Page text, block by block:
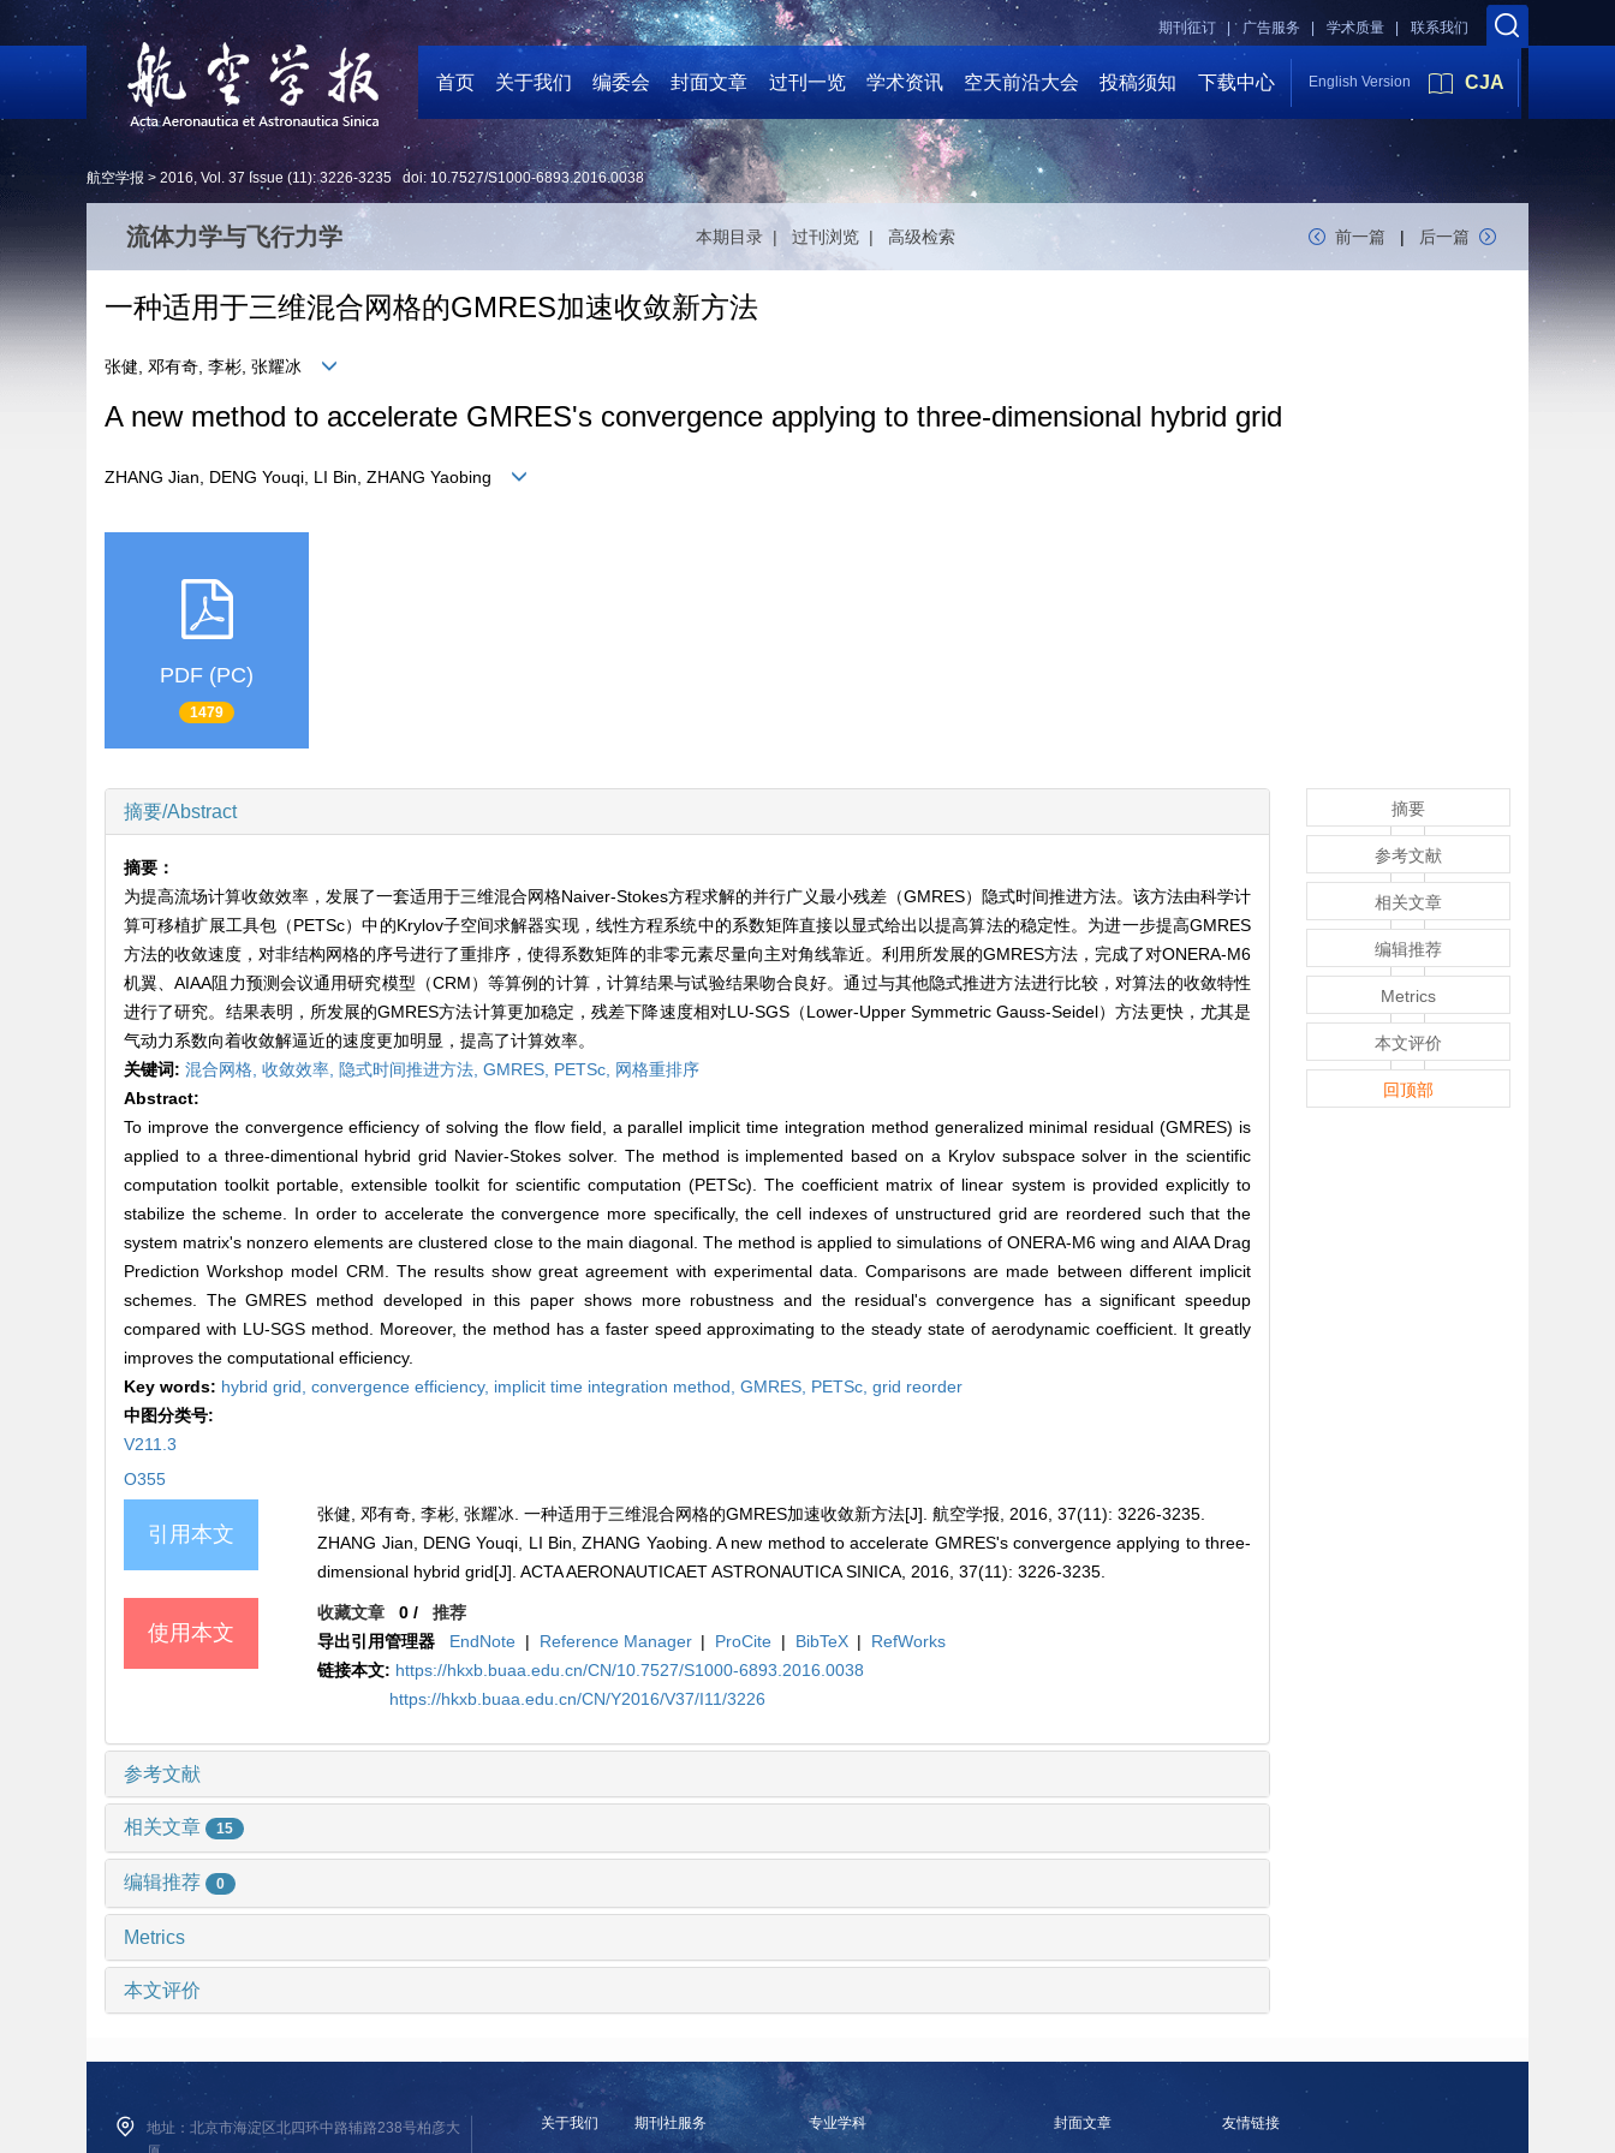
联系我们
学术质量 |
广告服务 |
期刊征订 |
首页 关于我们 编委会 封面文章 过刊一览 学术资讯 空天前沿大会 投稿须知 下载中心 English Version CJA
航空学报 > 2016, Vol. 37 Issue (11): 3226-3235 doi: 10.7527/S1000-6893.2016.0038
流体力学与飞行力学 本期目录 | 过刊浏览 | 高级检索 前一篇 | 后一篇
一种适用于三维混合网格的GMRES加速收敛新方法
张健, 邓有奇, 李彬, 张耀冰
A new method to accelerate GMRES's convergence applying to three-dimensional hybrid grid
ZHANG Jian, DENG Youqi, LI Bin, ZHANG Yaobing
PDF (PC)
1479
摘要/Abstract
摘要：
为提高流场计算收敛效率，发展了一套适用于三维混合网格Naiver-Stokes方程求解的并行广义最小残差（GMRES）隐式时间推进方法。该方法由科学计
算可移植扩展工具包（PETSc）中的Krylov子空间求解器实现，线性方程系统中的系数矩阵直接以显式给出以提高算法的稳定性。为进一步提高GMRES
方法的收敛速度，对非结构网格的序号进行了重排序，使得系数矩阵的非零元素尽量向主对角线靠近。利用所发展的GMRES方法，完成了对ONERA-M6
机翼、AIAA阻力预测会议通用研究模型（CRM）等算例的计算，计算结果与试验结果吻合良好。通过与其他隐式推进方法进行比较，对算法的收敛特性
进行了研究。结果表明，所发展的GMRES方法计算更加稳定，残差下降速度相对LU-SGS（Lower-Upper Symmetric Gauss-Seidel）方法更快，尤其是
气动力系数向着收敛解逼近的速度更加明显，提高了计算效率。
关键词: 混合网格, 收敛效率, 隐式时间推进方法, GMRES, PETSc, 网格重排序
Abstract:
To improve the convergence efficiency of solving the flow field, a parallel implicit time integration method generalized minimal residual (GMRES) is
applied to a three-dimentional hybrid grid Navier-Stokes solver. The method is implemented based on a Krylov subspace solver in the scientific
computation toolkit portable, extensible toolkit for scientific computation (PETSc). The coefficient matrix of linear system is provided explicitly to
stabilize the scheme. In order to accelerate the convergence more specifically, the cell indexes of unstructured grid are reordered such that the
system matrix's nonzero elements are clustered close to the main diagonal. The method is applied to simulations of ONERA-M6 wing and AIAA Drag
Prediction Workshop model CRM. The results show great agreement with experimental data. Comparisons are made between different implicit
schemes. The GMRES method developed in this paper shows more robustness and the residual's convergence has a significant speedup
compared with LU-SGS method. Moreover, the method has a faster speed approximating to the steady state of aerodynamic coefficient. It greatly
improves the computational efficiency.
Key words: hybrid grid, convergence efficiency, implicit time integration method, GMRES, PETSc, grid reorder
中图分类号:
V211.3
O355
引用本文
张健, 邓有奇, 李彬, 张耀冰. 一种适用于三维混合网格的GMRES加速收敛新方法[J]. 航空学报, 2016, 37(11): 3226-3235.
ZHANG Jian, DENG Youqi, LI Bin, ZHANG Yaobing. A new method to accelerate GMRES's convergence applying to three-
dimensional hybrid grid[J]. ACTA AERONAUTICAET ASTRONAUTICA SINICA, 2016, 37(11): 3226-3235.
使用本文
收藏文章 0 /推荐
导出引用管理器
EndNote | Reference Manager | ProCite | BibTeX |
RefWorks
链接本文: https://hkxb.buaa.edu.cn/CN/10.7527/S1000-6893.2016.0038
https://hkxb.buaa.edu.cn/CN/Y2016/V37/I11/3226
参考文献
相关文章 15
编辑推荐 0
Metrics
本文评价
摘要
参考文献
相关文章
编辑推荐
Metrics
本文评价
回顶部
地址：北京市海淀区北四环中路辅路238号柏彦大
关于我们 期刊社服务 专业学科 封面文章 友情链接